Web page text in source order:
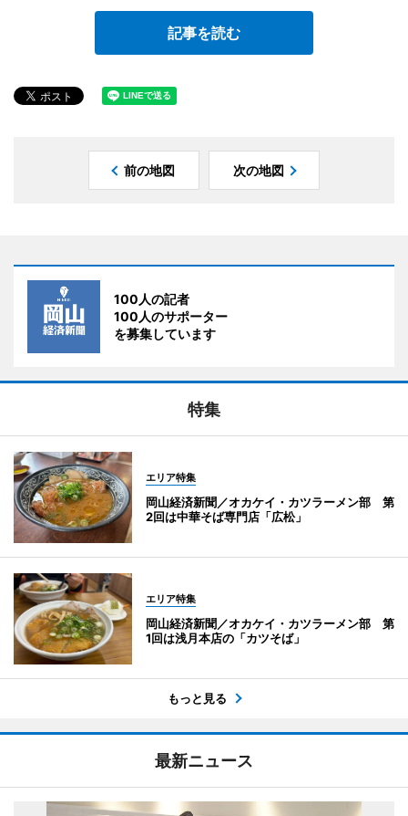
記事を読む
前の地図 次の地図
100人の記者
100人のサポーター
を募集しています
特集
エリア特集
岡山経済新聞／オカケイ・カツラーメン部 第
2回は中華そば専門店「広松」
エリア特集
岡山経済新聞／オカケイ・カツラーメン部 第
1回は浅月本店の「カツそば」
もっと見る
最新ニュース